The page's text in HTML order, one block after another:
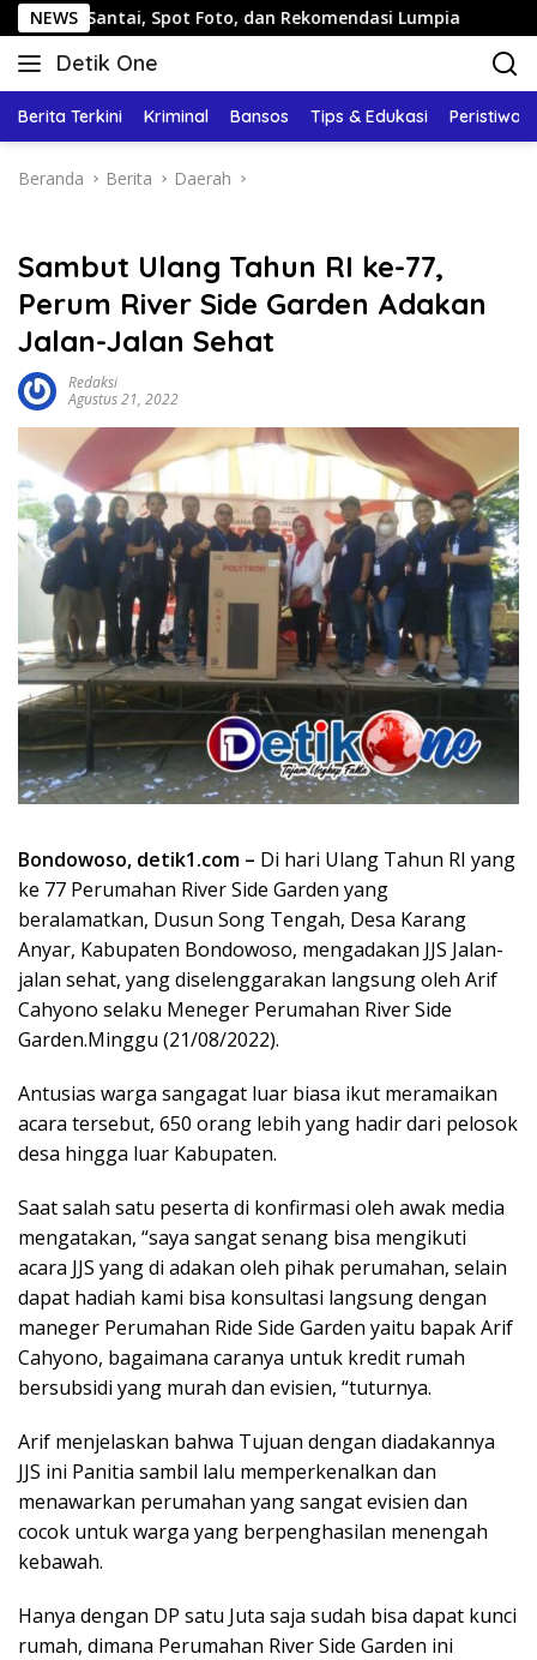
Langsung
ke
konten
NEWS
Spot Foto, dan Rekomendasi Lumpia Panduan
Detik One
Tajam
Fakta
Berita Terkini Kriminal Bansos Tips & Edukasi Peristiwa
Beranda Berita Daerah
Sambut Ulang Tahun RI ke-77,
Perum River Side Garden Adakan
Jalan-Jalan Sehat
Redaksi
Agustus 21, 2022
Bondowoso, detik1.com – Di hari Ulang Tahun RI yang
ke 77 Perumahan River Side Garden yang
beralamatkan, Dusun Song Tengah, Desa Karang
Anyar, Kabupaten Bondowoso, mengadakan JJS Jalan-
jalan sehat, yang diselenggarakan langsung oleh Arif
Cahyono selaku Meneger Perumahan River Side
Garden.Minggu (21/08/2022).
Antusias warga sangagat luar biasa ikut meramaikan
acara tersebut, 650 orang lebih yang hadir dari pelosok
desa hingga luar Kabupaten.
Saat salah satu peserta di konfirmasi oleh awak media
mengatakan, “saya sangat senang bisa mengikuti
acara JJS yang di adakan oleh pihak perumahan, selain
dapat hadiah kami bisa konsultasi langsung dengan
maneger Perumahan Ride Side Garden yaitu bapak Arif
Cahyono, bagaimana caranya untuk kredit rumah
bersubsidi yang murah dan evisien, “tuturnya.
Arif menjelaskan bahwa Tujuan dengan diadakannya
JJS ini Panitia sambil lalu memperkenalkan dan
menawarkan perumahan yang sangat evisien dan
cocok untuk warga yang berpenghasilan menengah
kebawah.
Hanya dengan DP satu Juta saja sudah bisa dapat kunci
rumah, dimana Perumahan River Side Garden ini